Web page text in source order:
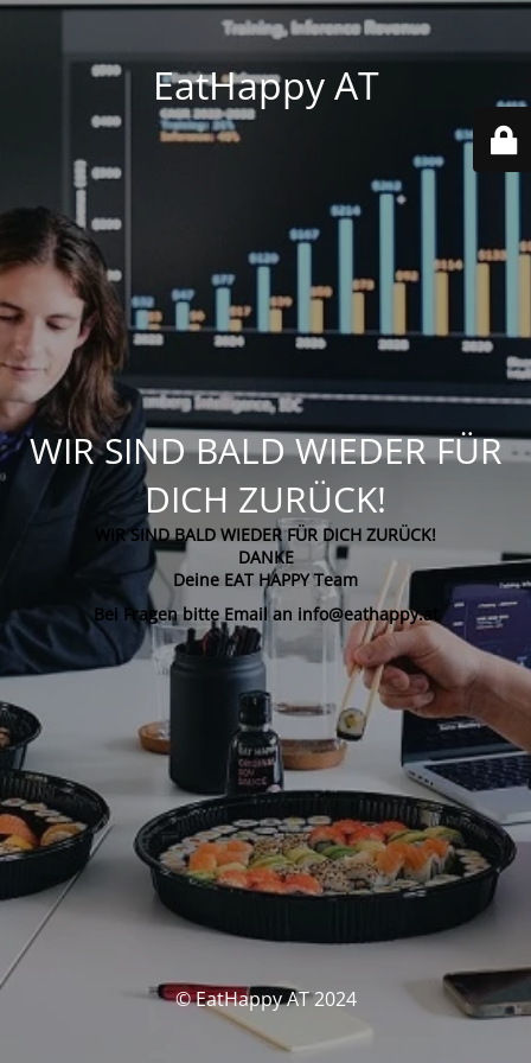
EatHappy AT
WIR SIND BALD WIEDER FÜR
DICH ZURÜCK!
WIR SIND BALD WIEDER FÜR DICH ZURÜCK!
DANKE
Deine EAT HAPPY Team
Bei Fragen bitte Email an info@eathappy.at
© EatHappy AT 2024